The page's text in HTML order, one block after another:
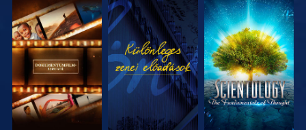
A SOROZAT
RÉSZEI
MŰSORNÉZÉS
A SOROZAT
RÉSZEI